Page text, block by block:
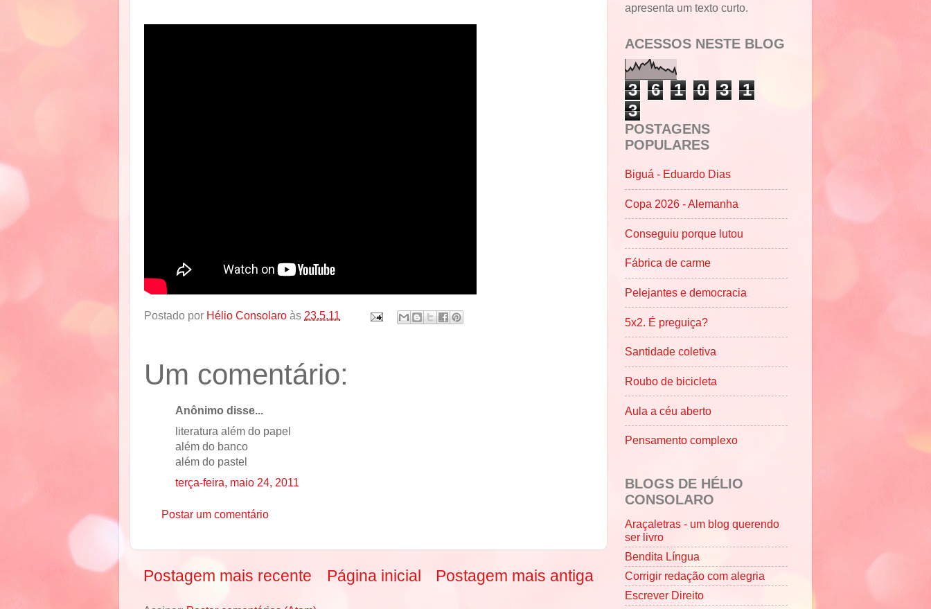
Postado por Hélio Consolaro às 23.5.11
Um comentário:
Anônimo disse...
literatura além do papel
além do banco
além do pastel
terça-feira, maio 24, 2011
Postar um comentário
Postagem mais recente Postagem mais antiga
Página inicial
apresenta um texto curto.
ACESSOS NESTE BLOG
3 6 1 0 3
1
3
POSTAGENS
POPULARES
Biguá - Eduardo Dias
Copa 2026 - Alemanha
Conseguiu porque lutou
Fábrica de carme
Pelejantes e democracia
5x2. É preguiça?
Santidade coletiva
Roubo de bicicleta
Aula a céu aberto
Pensamento complexo
BLOGS DE HÉLIO
CONSOLARO
Araçaletras - um blog querendo
ser livro
Bendita Língua
Corrigir redação com alegria
Escrever Direito